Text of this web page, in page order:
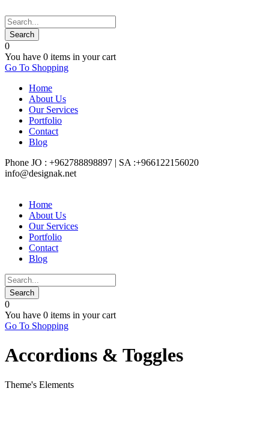
0
You have 0 items in your cart
Go To Shopping
Home
About Us
Our Services
Portfolio
Contact
Blog
Phone JO : +962788898897 | SA :+966122156020
info@designak.net
Home
About Us
Our Services
Portfolio
Contact
Blog
0
You have 0 items in your cart
Go To Shopping
Accordions & Toggles
Theme's Elements